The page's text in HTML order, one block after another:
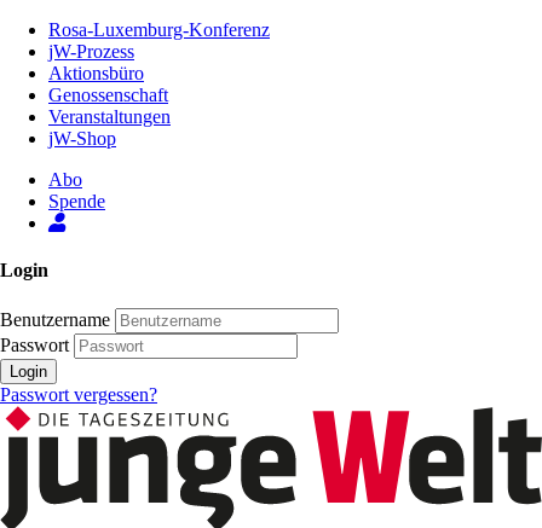
Inhalt
Seite
Rosa-Luxemburg-Konferenz
jW-Prozess
Aktionsbüro
Genossenschaft
Veranstaltungen
jW-Shop
Abo
Spende
Login
Benutzername
Passwort
Login
Passwort vergessen?